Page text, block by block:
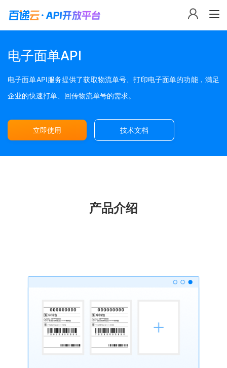
电子面单API
电子面单API服务提供了获取物流单号、打印电子面单的功能，满足
企业的快速打单、回传物流单号的需求。
立即使用 技术文档
产品介绍